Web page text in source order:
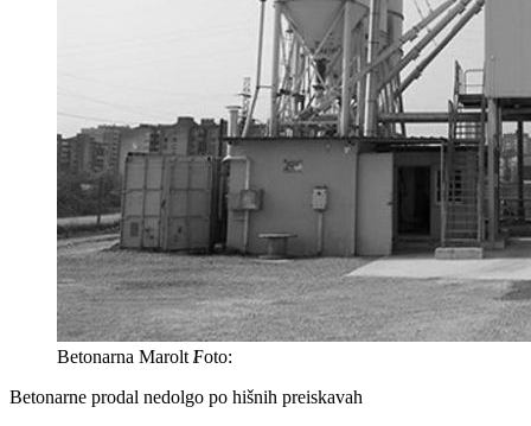
Betonarna Marolt /
Betonarne prodal nedolgo po hišnih preiskavah